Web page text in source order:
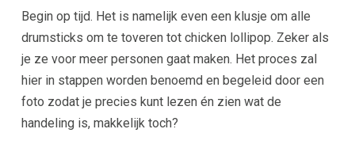
Begin op tijd. Het is namelijk even een klusje om alle
drumsticks om te toveren tot chicken lollipop. Zeker als
je ze voor meer personen gaat maken. Het proces zal
hier in stappen worden benoemd en begeleid door een
foto zodat je precies kunt lezen én zien wat de
handeling is, makkelijk toch?